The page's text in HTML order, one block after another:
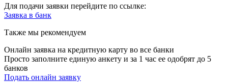
Для подачи заявки перейдите по ссылке:
Заявка в банк
Также мы рекомендуем
Онлайн заявка на кредитную карту во все банки
Просто заполните единую анкету и за 1 час ее одобрят до 5
банков
Подать онлайн заявку